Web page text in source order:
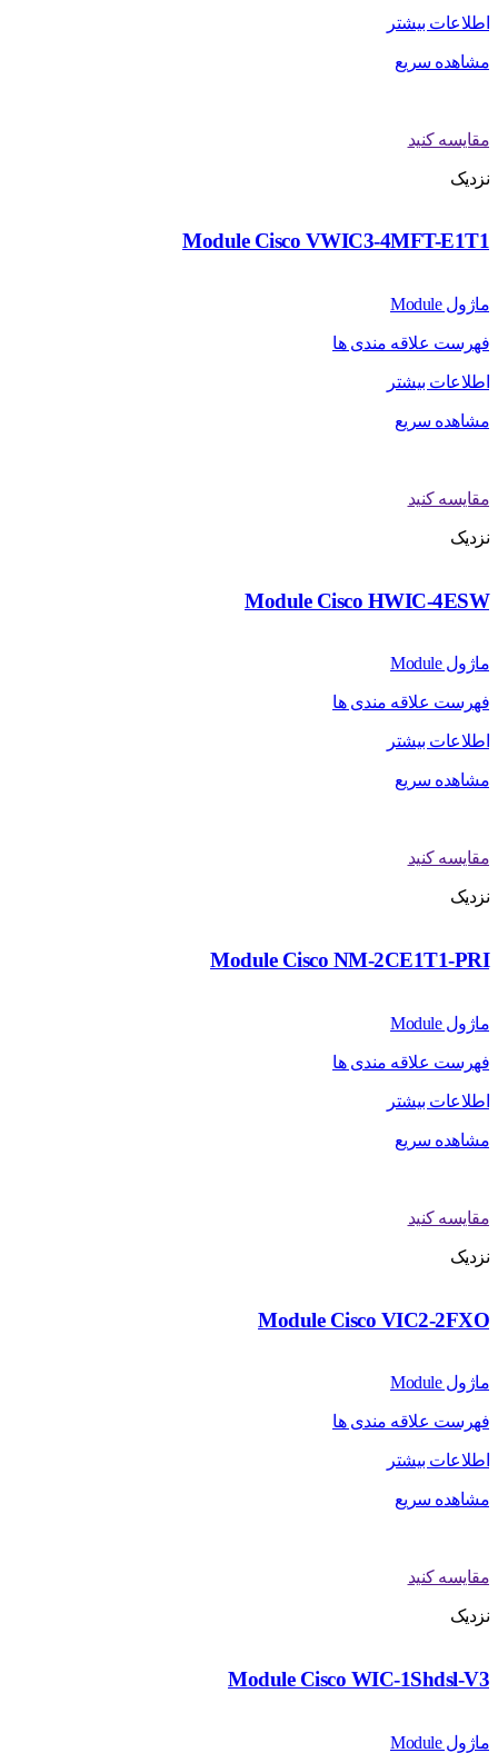
اطلاعات بیشتر
مشاهده سریع
مقایسه کنید
نزدیک
Module Cisco VWIC3-4MFT-E1T1
ماژول Module
فهرست علاقه مندی ها
اطلاعات بیشتر
مشاهده سریع
مقایسه کنید
نزدیک
Module Cisco HWIC-4ESW
ماژول Module
فهرست علاقه مندی ها
اطلاعات بیشتر
مشاهده سریع
مقایسه کنید
نزدیک
Module Cisco NM-2CE1T1-PRI
ماژول Module
فهرست علاقه مندی ها
اطلاعات بیشتر
مشاهده سریع
مقایسه کنید
نزدیک
Module Cisco VIC2-2FXO
ماژول Module
فهرست علاقه مندی ها
اطلاعات بیشتر
مشاهده سریع
مقایسه کنید
نزدیک
Module Cisco WIC-1Shdsl-V3
ماژول Module